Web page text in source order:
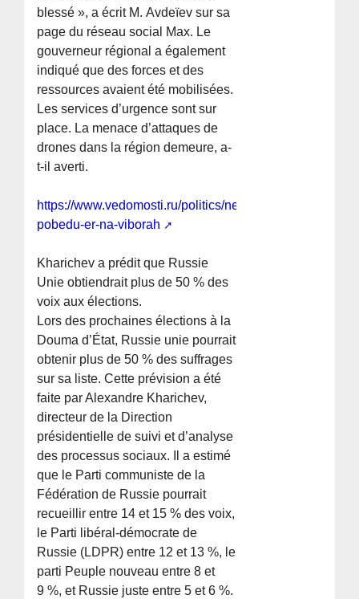
blessé », a écrit M. Avdeïev sur sa
page du réseau social Max. Le
gouverneur régional a également
indiqué que des forces et des
ressources avaient été mobilisées.
Les services d’urgence sont sur
place. La menace d’attaques de
drones dans la région demeure, a-
t-il averti.
https://www.vedomosti.ru/politics/news/2026/05/23/
pobedu-er-na-viborah
Kharichev a prédit que Russie
Unie obtiendrait plus de 50 % des
voix aux élections.
Lors des prochaines élections à la
Douma d’État, Russie unie pourrait
obtenir plus de 50 % des suffrages
sur sa liste. Cette prévision a été
faite par Alexandre Kharichev,
directeur de la Direction
présidentielle de suivi et d’analyse
des processus sociaux. Il a estimé
que le Parti communiste de la
Fédération de Russie pourrait
recueillir entre 14 et 15 % des voix,
le Parti libéral-démocrate de
Russie (LDPR) entre 12 et 13 %, le
parti Peuple nouveau entre 8 et
9 %, et Russie juste entre 5 et 6 %.